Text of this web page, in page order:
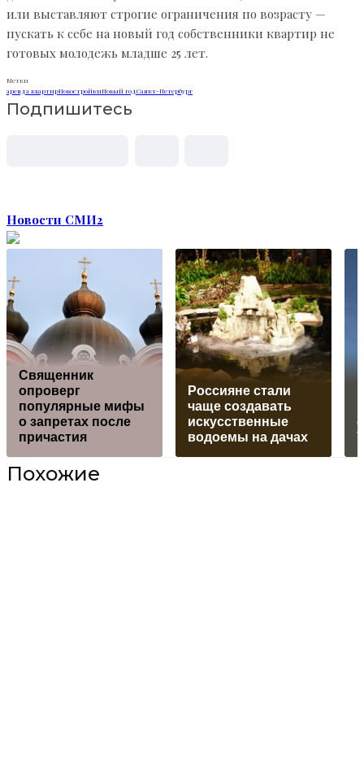
или выставляют строгие ограничения по возрасту —
пускать к себе на новый год собственники квартир не
готовых молодежь младше 25 лет.
Метки
аренда квартирНовостройкиНовый годСанкт-Петербург
Подпишитесь
Новости СМИ2
Священник
опроверг
популярные мифы
о запретах после
причастия
Россияне стали
чаще создавать
искусственные
водоемы на дачах
Похожие